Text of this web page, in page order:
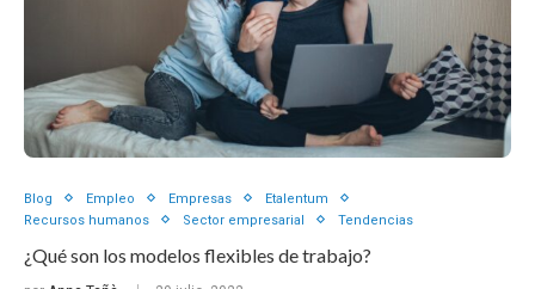
Blog Empleo Empresas
Etalentum
Recursos humanos
Sector empresarial Tendencias
¿Qué son los modelos flexibles de trabajo?